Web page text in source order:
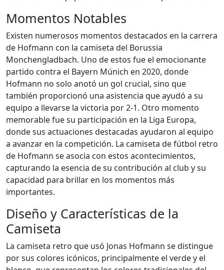
Momentos Notables
Existen numerosos momentos destacados en la carrera
de Hofmann con la camiseta del Borussia
Monchengladbach. Uno de estos fue el emocionante
partido contra el Bayern Múnich en 2020, donde
Hofmann no solo anotó un gol crucial, sino que
también proporcionó una asistencia que ayudó a su
equipo a llevarse la victoria por 2-1. Otro momento
memorable fue su participación en la Liga Europa,
donde sus actuaciones destacadas ayudaron al equipo
a avanzar en la competición. La camiseta de fútbol retro
de Hofmann se asocia con estos acontecimientos,
capturando la esencia de su contribución al club y su
capacidad para brillar en los momentos más
importantes.
Diseño y Características de la
Camiseta
La camiseta retro que usó Jonas Hofmann se distingue
por sus colores icónicos, principalmente el verde y el